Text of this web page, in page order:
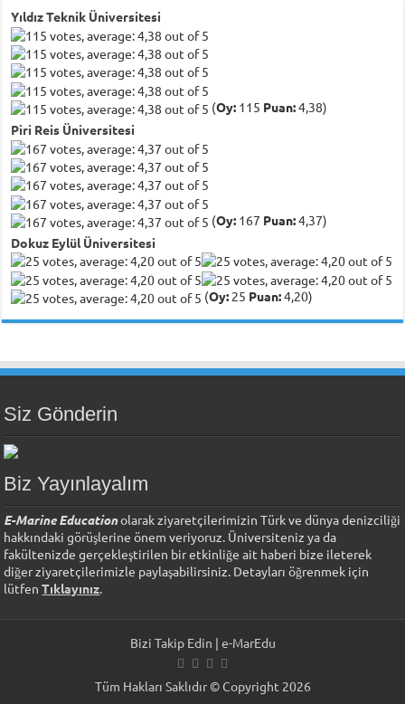
Yıldız Teknik Üniversitesi
(Oy: 115 Puan:4,38)
Piri Reis Üniversitesi
(Oy: 167 Puan:4,37)
Dokuz Eylül Üniversitesi
(Oy: 25 Puan:4,20)
Siz Gönderin
Biz Yayınlayalım
E-Marine Educationolarak ziyaretçilerimizin Türk ve dünya denizciliği
hakkındaki görüşlerine önem veriyoruz. Üniversiteniz ya da
fakültenizde gerçekleştirilen bir etkinliğe ait haberi bize ileterek
diğer ziyaretçilerimizle paylaşabilirsiniz. Detayları öğrenmek için
lütfenTıklayınız.
Bizi Takip Edin | e-MarEdu
Tüm Hakları Saklıdır © Copyright 2026